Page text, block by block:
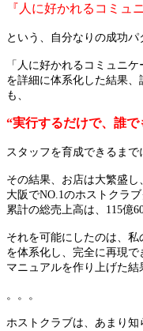
『人に好かれるコミュ
という、自分なりの成功
「人に好かれるコミュニケ
を詳細に体系化した結果
も、
“実行するだけで、誰
スタッフを育成できるまで
その結果、お店は大繁盛
大阪でNO.1のホストクラ
累計の総売上高は、115億
それを可能にしたのは、
を体系化し、完全に再現で
マニュアルを作り上げた結
。。。
ホストクラブは、あまり知